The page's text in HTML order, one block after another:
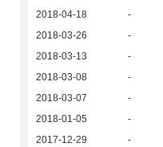
2018-04-18
-
2018-03-26
-
2018-03-13
-
2018-03-08
-
2018-03-07
-
2018-01-05
-
2017-12-29
-